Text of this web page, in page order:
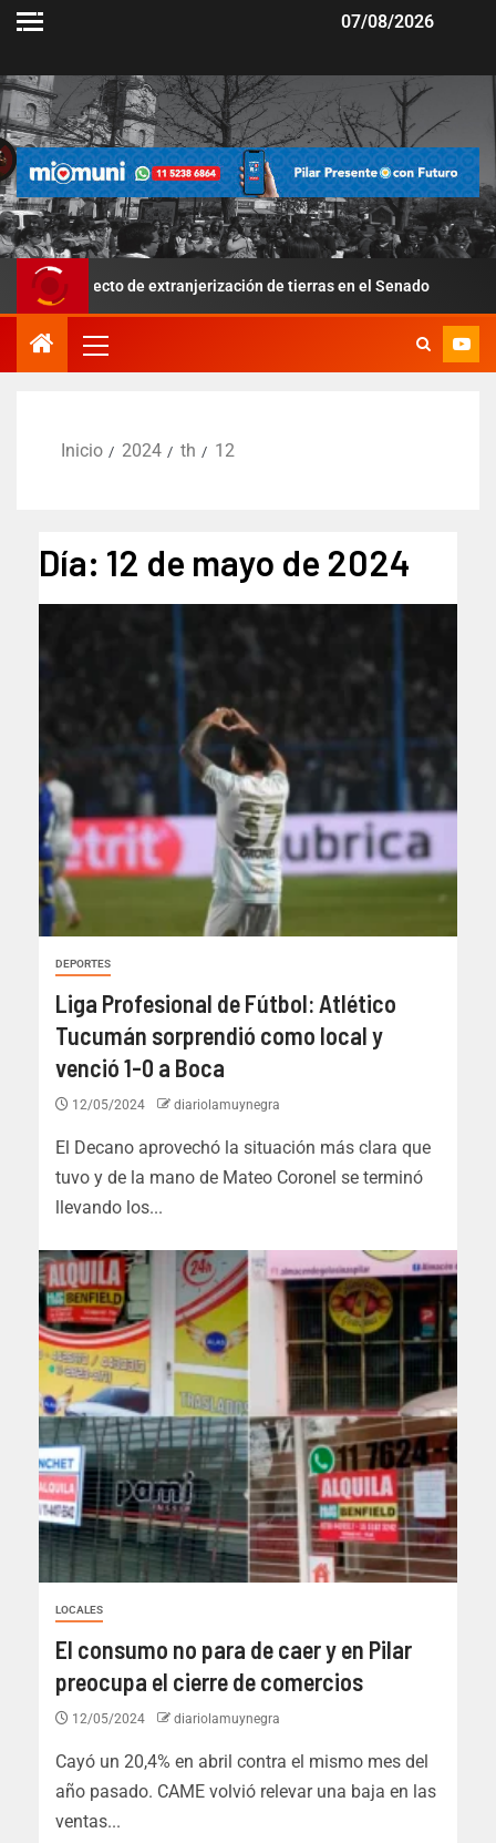
07/08/2026
de extranjerización de tierras en el Senado Por la suba
Inicio 2024 th 12
Día: 12 de mayo de 2024
DEPORTES
Liga Profesional de Fútbol: Atlético
Tucumán sorprendió como local y
venció 1-0 a Boca
12/05/2024 diariolamuynegra
El Decano aprovechó la situación más clara que
tuvo y de la mano de Mateo Coronel se terminó
llevando los...
LOCALES
El consumo no para de caer y en Pilar
preocupa el cierre de comercios
12/05/2024 diariolamuynegra
Cayó un 20,4% en abril contra el mismo mes del
año pasado. CAME volvió relevar una baja en las
ventas...